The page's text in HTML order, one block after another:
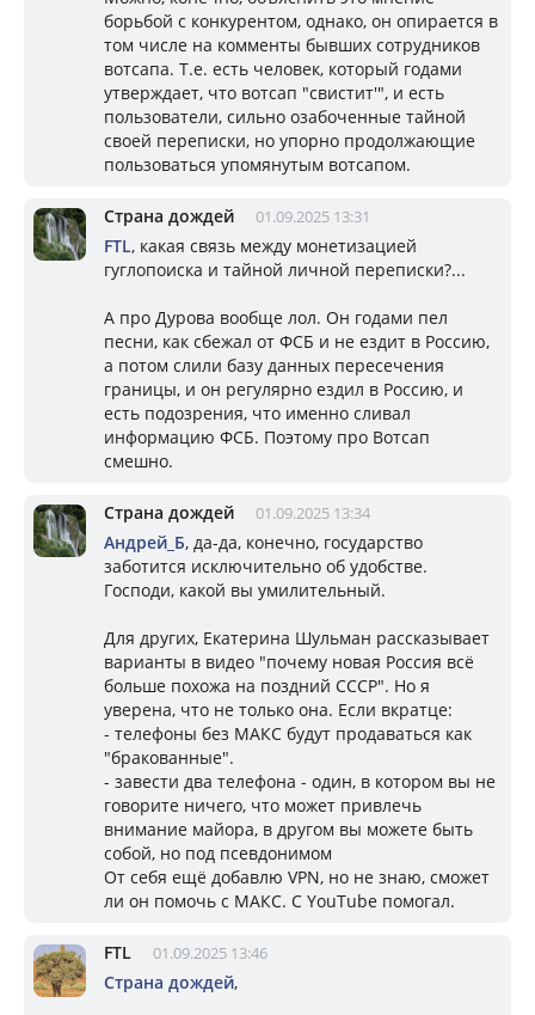
борьбой с конкурентом, однако, он опирается в
том числе на комменты бывших сотрудников
вотсапа. Т.е. есть человек, который годами
утверждает, что вотсап "свистит'", и есть
пользователи, сильно озабоченные тайной
своей переписки, но упорно продолжающие
пользоваться упомянутым вотсапом.
Страна дождей 01.09.2025 13:31
FTL, какая связь между монетизацией
гуглопоиска и тайной личной переписки?...
А про Дурова вообще лол. Он годами пел
песни, как сбежал от ФСБ и не ездит в Россию,
а потом слили базу данных пересечения
границы, и он регулярно ездил в Россию, и
есть подозрения, что именно сливал
информацию ФСБ. Поэтому про Вотсап
смешно.
Страна дождей 01.09.2025 13:34
Андрей_Б, да-да, конечно, государство
заботится исключительно об удобстве.
Господи, какой вы умилительный.
Для других, Екатерина Шульман рассказывает
варианты в видео "почему новая Россия всё
больше похожа на поздний СССР". Но я
уверена, что не только она. Если вкратце:
- телефоны без МАКС будут продаваться как
"бракованные".
- завести два телефона - один, в котором вы не
говорите ничего, что может привлечь
внимание майора, в другом вы можете быть
собой, но под псевдонимом
От себя ещё добавлю VPN, но не знаю, сможет
ли он помочь с МАКС. С YouTube помогал.
FTL 01.09.2025 13:46
Страна дождей,